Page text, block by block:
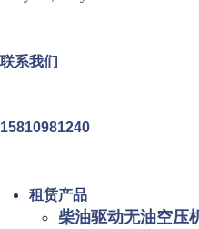
联系我们
15810981240
租赁产品
柴油驱动无油空压